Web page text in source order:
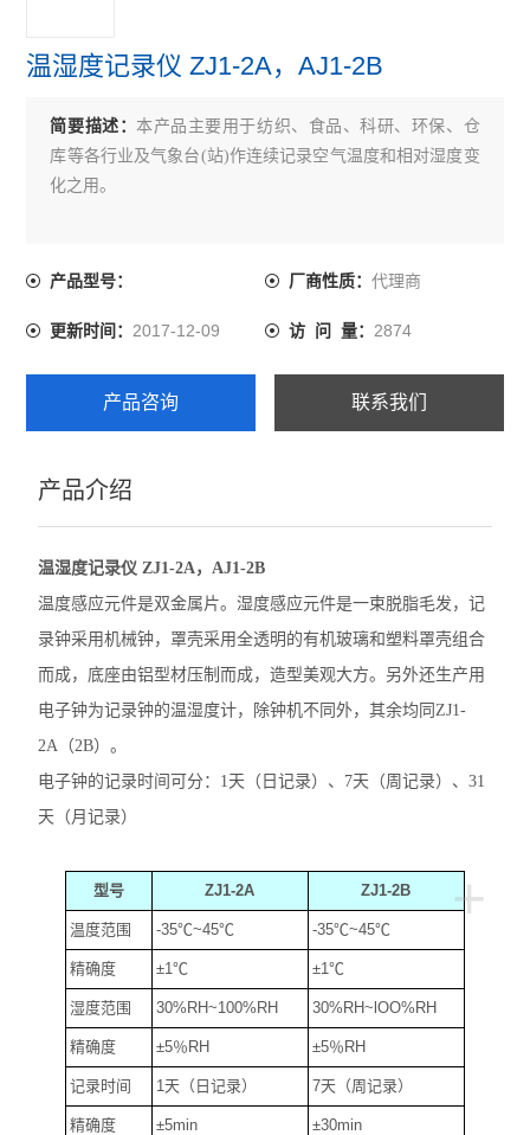
温湿度记录仪 ZJ1-2A，AJ1-2B
简要描述：本产品主要用于纺织、食品、科研、环保、仓
库等各行业及气象台(站)作连续记录空气温度和相对湿度变
化之用。
产品型号： 厂商性质： 代理商
更新时间：2017-12-09 访 问 量： 2874
产品咨询 联系我们
产品介绍
温湿度记录仪 ZJ1-2A，AJ1-2B
温度感应元件是双金属片。湿度感应元件是一束脱脂毛发，记
录钟采用机械钟，罩壳采用全透明的有机玻璃和塑料罩壳组合
而成，底座由铝型材压制而成，造型美观大方。另外还生产用
电子钟为记录钟的温湿度计，除钟机不同外，其余均同ZJ1-
2A（2B）。
电子钟的记录时间可分：1天（日记录）、7天（周记录）、31
天（月记录）
+
型号 ZJ1-2A ZJ1-2B
温度范围 -35℃~45℃ -35℃~45℃
精确度 ±1℃ ±1℃
湿度范围 30%RH~100%RH 30%RH~lOO%RH
精确度 ±5％ RH ±5％ RH
记录时间 1天（ 日记录） 7天（周记录）
精确度 ±5min ±30min